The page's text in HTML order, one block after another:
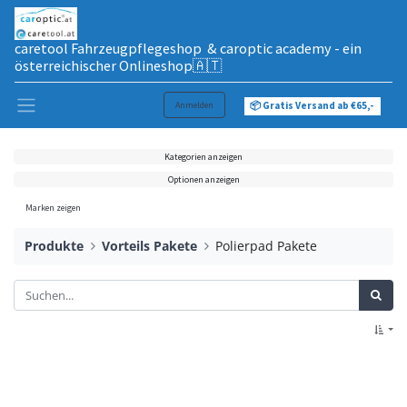
caretool Fahrzeugpflegeshop & caroptic academy - ein
österreichischer Onlineshop🇦🇹
Anmelden 📦 Gratis Versand ab €65,-
Kategorien anzeigen
Optionen anzeigen
Marken zeigen
Produkte Vorteils Pakete Polierpad Pakete